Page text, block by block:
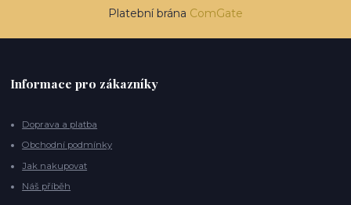
Platební brána ComGate
Informace pro zákazníky
Doprava a platba
Obchodní podmínky
Jak nakupovat
Náš příběh